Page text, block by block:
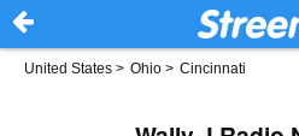
United States > Ohio > Cincinnati